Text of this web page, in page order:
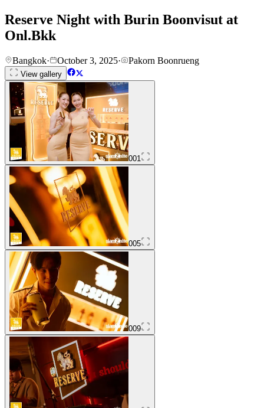
Reserve Night with Burin Boonvisut at
Onl.Bkk
Bangkok· October 3, 2025· Pakorn Boonrueng
View gallery
001
005
009